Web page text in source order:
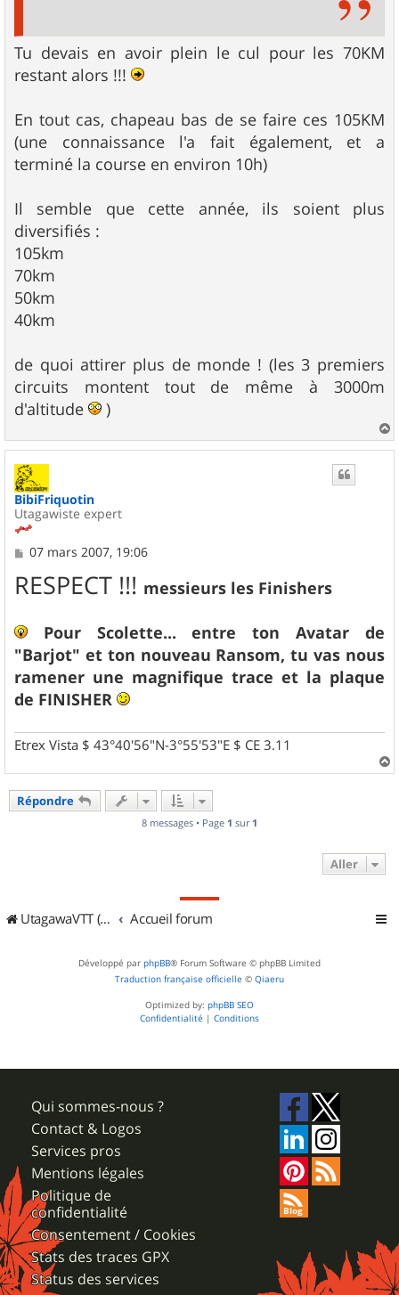
Tu devais en avoir plein le cul pour les 70KM
restant alors !!!
En tout cas, chapeau bas de se faire ces 105KM
(une connaissance l'a fait également, et a
terminé la course en environ 10h)
Il semble que cette année, ils soient plus
diversifiés :
105km
70km
50km
40km
de quoi attirer plus de monde ! (les 3 premiers
circuits montent tout de même à 3000m
d'altitude
)
a
u
BibiFriquotin
Utagawiste expert
M
s
s
e
07 mars 2007, 19:06
RESPECT !!! messieurs les Finishers
Pour Scolette... entre ton Avatar de
"Barjot" et ton nouveau Ransom, tu vas nous
ramener une magnifique trace et la plaque
de FINISHER
Etrex Vista $ 43°40'56"N-3°55'53"E $ CE 3.11
a
Répondre
8 messages • Page 1 sur 1
Aller
UtagawaVTT (Randos VTT et VTTAE avec traces GPS) Accueil forum
Développé par phpBB® Forum Software © phpBB Limited
Traduction française officielle © Qiaeru
Optimized by: phpBB SEO
Confidentialité | Conditions
Qui sommes-nous ?
Contact & Logos
Services pros
Mentions légales
Politique de
confidentialité
Consentement / Cookies
Stats des traces GPX
Status des services